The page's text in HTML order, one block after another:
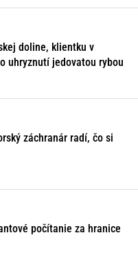
doline, klientku v
uhryznutí jedovatou rybou
záchranár radí, čo si
počítanie za hranice